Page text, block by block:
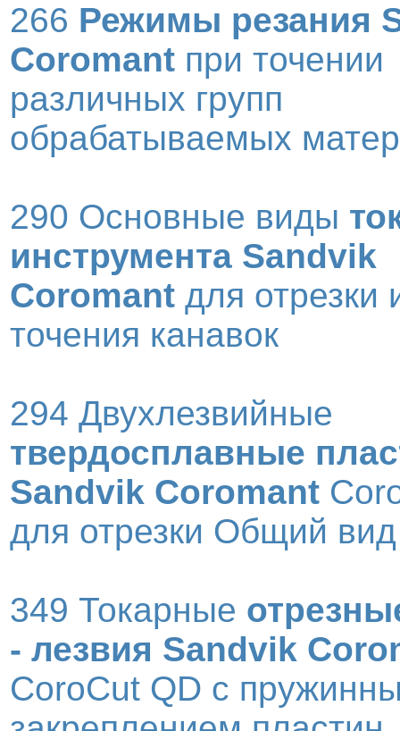
266 Режимы резания
Coromant при точении
различных групп
обрабатываемых
290 Основные виды
инструмента Sandvik
Coromant для отрезки
точения канавок
294 Двухлезвийные
твердосплавные
Sandvik Coromant
для отрезки Общий вид
349 Токарные
- лезвия Sandvik
CoroCut QD с